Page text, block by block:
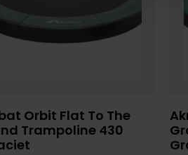
Orbit Flat To The
Trampoline 430